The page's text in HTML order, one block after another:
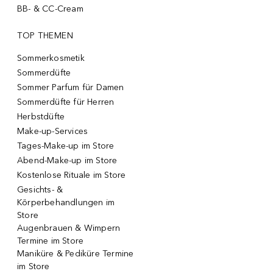
BB- & CC-Cream
TOP THEMEN
Sommerkosmetik
Sommerdüfte
Sommer Parfum für Damen
Sommerdüfte für Herren
Herbstdüfte
Make-up-Services
Tages-Make-up im Store
Abend-Make-up im Store
Kostenlose Rituale im Store
Gesichts- &
Körperbehandlungen im
Store
Augenbrauen & Wimpern
Termine im Store
Maniküre & Pediküre Termine
im Store